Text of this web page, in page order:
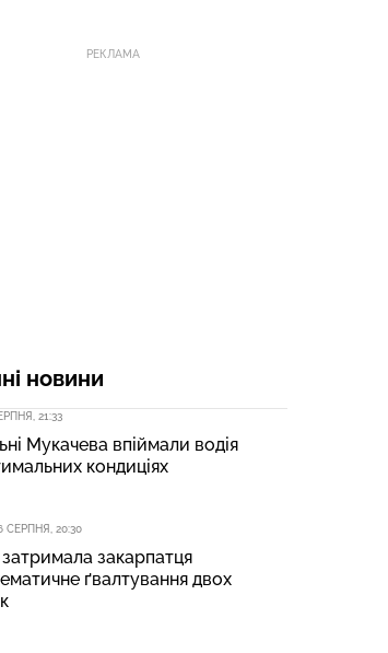
РЕКЛАМА
новини
21:33
Мукачева впіймали водія
кондиціях
СЕРПНЯ, 20:30
затримала закарпатця
ґвалтування двох